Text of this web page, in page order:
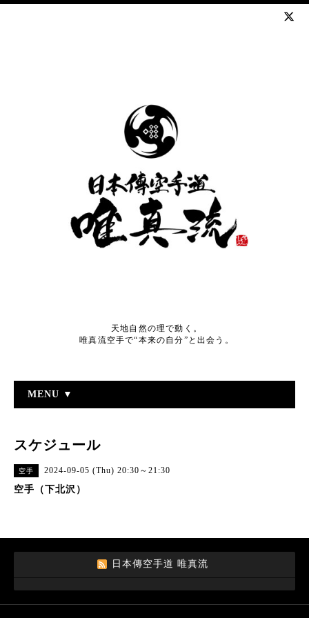
天地自然の理で動く。
唯真流空手で“本来の自分”と出会う。
MENU ▼
スケジュール
空手 2024-09-05 (Thu) 20:30～21:30
空手（下北沢）
日本傳空手道 唯真流